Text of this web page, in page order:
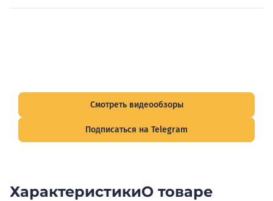
Смотреть видеообзоры
Подписаться на Telegram
ХарактеристикиО товаре